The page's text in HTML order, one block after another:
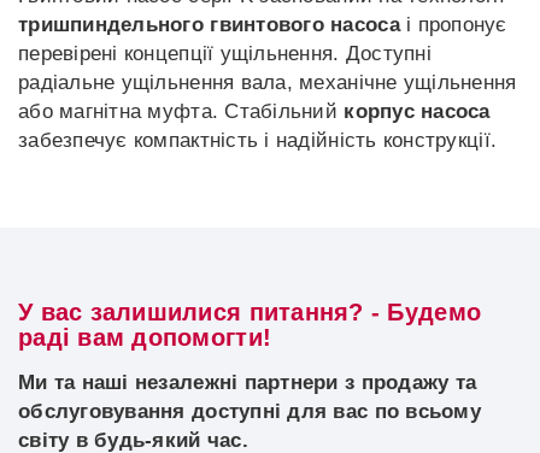
тришпиндельного гвинтового насосаі пропонує
перевірені концепції ущільнення. Доступні
радіальне ущільнення вала, механічне ущільнення
або магнітна муфта. Стабільний корпус насоса
забезпечує компактність і надійність конструкції.
У вас залишилися питання? - Будемо
раді вам допомогти!
Ми та наші незалежні партнери з продажу та
обслуговування доступні для вас по всьому
світу в будь-який час.